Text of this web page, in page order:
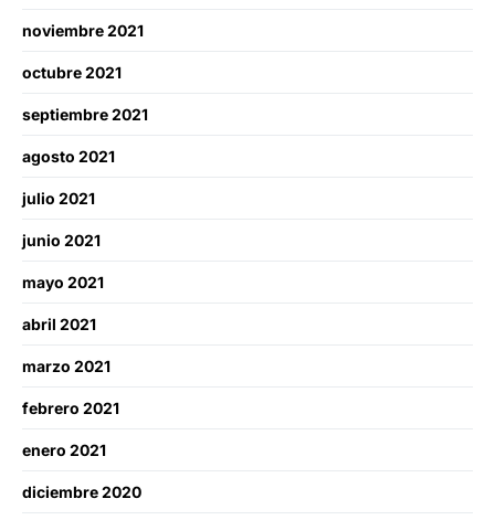
noviembre 2021
octubre 2021
septiembre 2021
agosto 2021
julio 2021
junio 2021
mayo 2021
abril 2021
marzo 2021
febrero 2021
enero 2021
diciembre 2020